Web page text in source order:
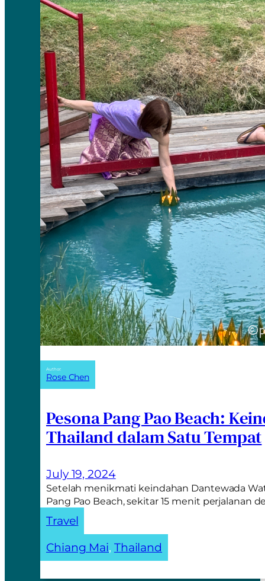
Author:
Rose Chen
Pesona Pang Pao Beach:
Thailand dalam Satu Tempat
July 19, 2024
Setelah menikmati keindahan Dantewada
Pang Pao Beach, sekitar 15 menit perjalanan
Travel
Chiang Mai, Thailand